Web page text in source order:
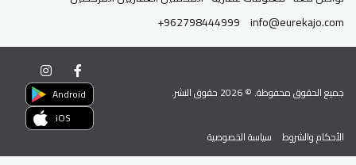
info@eurekajo.com
+962798444999
جميع الحقوق محفوظة. ©2026 حقوق النشر.
Android
iOS
الأحكام والشروط
سياسة الخصوصية